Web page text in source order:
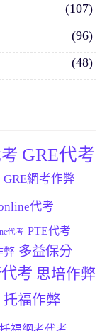
(107)
(96)
(48)
GRE代考
GRE網考作弊
代考
代考 PTE代考
弊 多益保分
考 思培作弊
托福作弊